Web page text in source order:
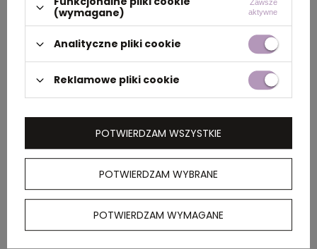
PAKOWANIE
Wymiary
kartonu
zewnętrznego
51 x 34,5 x 35 cm
OPIS
Wachlarz RPET z drewnianym uchwytem
(wymagane)
Zawsze
aktywne
Analityczne pliki cookie
Reklamowe pliki cookie
POTWIERDZAM WYBRANE
POTWIERDZAM WYMAGANE
POTWIERDZAM WSZYSTKIE